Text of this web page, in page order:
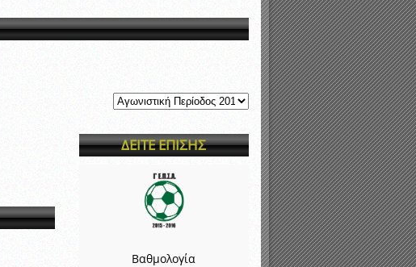
ΔΕΙΤΕ ΕΠΙΣΗΣ
Βαθμολογία